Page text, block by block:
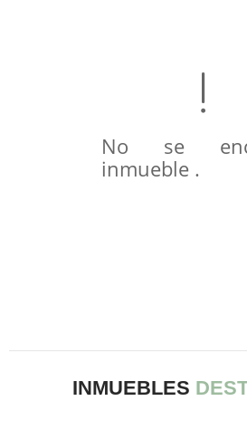
No se
inmueble .
INMUEBLES